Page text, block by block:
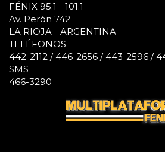
FÉNIX 95.1 - 101.1
Av. Perón 742
LA RIOJA - ARGENTINA
TELÉFONOS
442-2112 / 446-2656 / 443-2596 /
SMS
466-3290